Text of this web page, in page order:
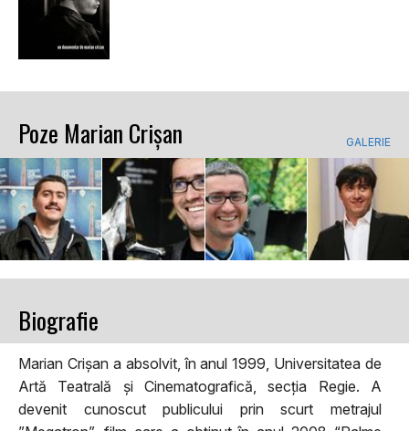
Poze Marian Crișan GALERIE
Biografie
Marian Crișan a absolvit, în anul 1999, Universitatea de
Artă Teatrală și Cinematografică, secția Regie. A
devenit cunoscut publicului prin scurt metrajul